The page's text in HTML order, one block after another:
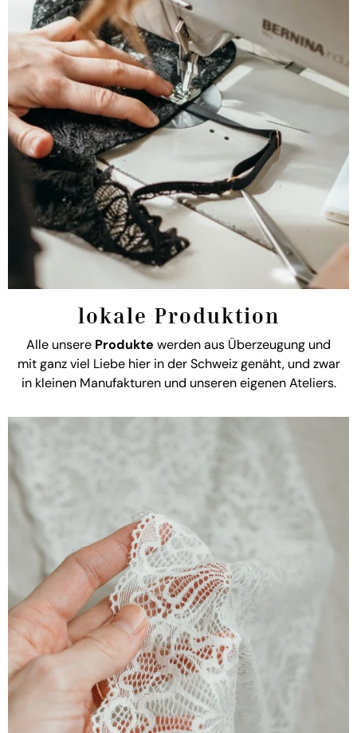
lokale Produktion
Alle unsere Produkte werden aus Überzeugung und
mit ganz viel Liebe hier in der Schweiz genäht, und zwar
in kleinen Manufakturen und unseren eigenen Ateliers.